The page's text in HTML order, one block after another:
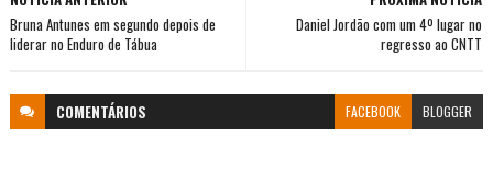
Daniel Jordão com um 4º lugar no
regresso ao CNTT
Bruna Antunes em segundo depois de
liderar no Enduro de Tábua
COMENTÁRIOS FACEBOOK BLOGGER